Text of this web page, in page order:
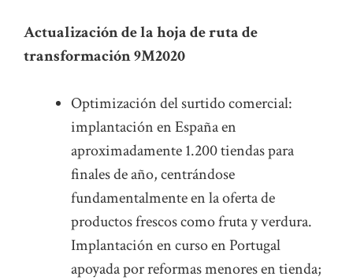
Actualización de la hoja de ruta de
transformación 9M2020
Optimización del surtido comercial:
implantación en España en
aproximadamente 1.200 tiendas para
finales de año, centrándose
fundamentalmente en la oferta de
productos frescos como fruta y verdura.
Implantación en curso en Portugal
apoyada por reformas menores en tienda;